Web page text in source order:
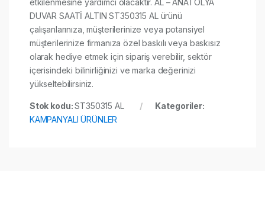
etkilenmesine yardımcı olacaktır. AL – ANATOLYA
DUVAR SAATİ ALTIN ST350315 AL ürünü
çalışanlarınıza, müşterilerinize veya potansiyel
müşterilerinize firmanıza özel baskılı veya baskısız
olarak hediye etmek için sipariş verebilir, sektör
içerisindeki bilinirliğinizi ve marka değerinizi
yükseltebilirsiniz.
Stok kodu:ST350315 AL
Kategoriler:
KAMPANYALI ÜRÜNLER